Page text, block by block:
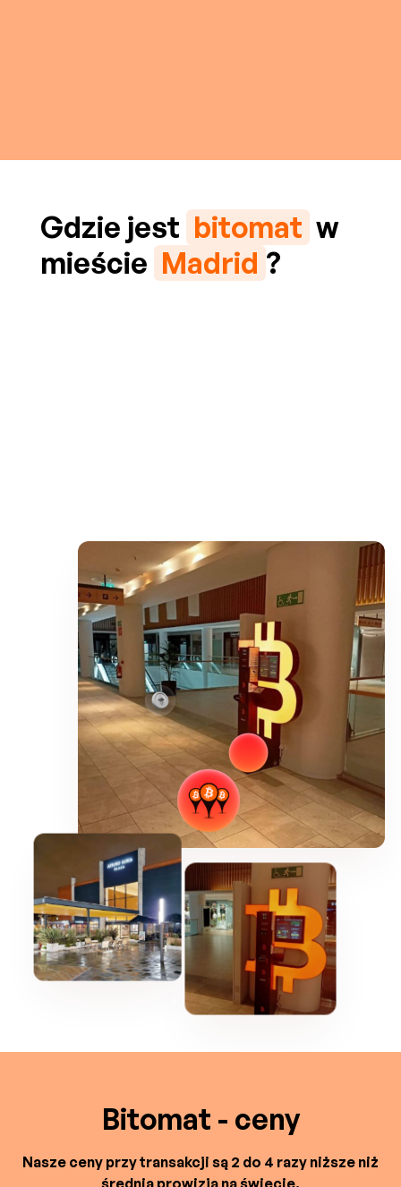
Gdzie jest bitomat w
mieście Madrid ?
Bitomat - ceny
Nasze ceny przy transakcji są 2 do 4 razy niższe niż
średnia prowizja na świecie.